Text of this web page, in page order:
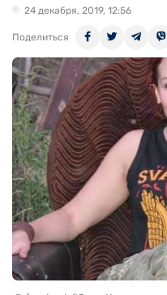
24 декабря, 2019, 12:56
Поделиться